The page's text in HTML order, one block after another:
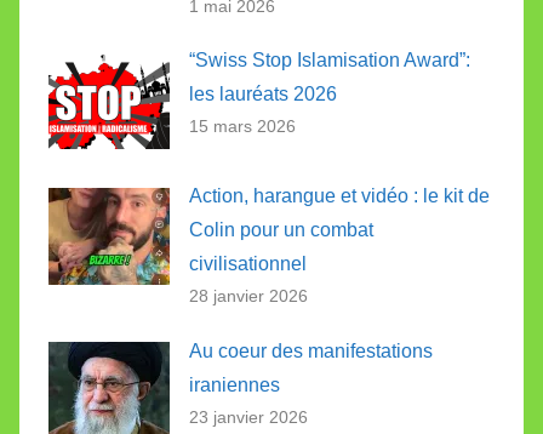
1 mai 2026
“Swiss Stop Islamisation Award”:
les lauréats 2026
15 mars 2026
Action, harangue et vidéo : le kit de
Colin pour un combat
civilisationnel
28 janvier 2026
Au coeur des manifestations
iraniennes
23 janvier 2026